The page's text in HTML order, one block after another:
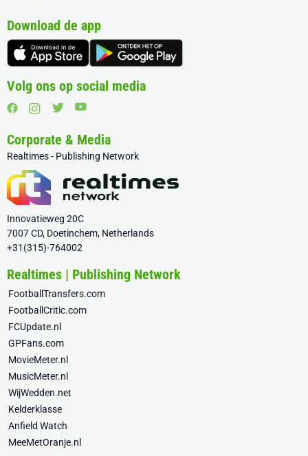
Download de app
Volg ons op social media
Corporate & Media
Realtimes - Publishing Network
Innovatieweg 20C
7007 CD, Doetinchem, Netherlands
+31(315)-764002
Realtimes | Publishing Network
FootballTransfers.com
FootballCritic.com
FCUpdate.nl
GPFans.com
MovieMeter.nl
MusicMeter.nl
WijWedden.net
Kelderklasse
Anfield Watch
MeeMetOranje.nl